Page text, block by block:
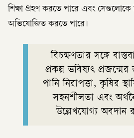
শিক্ষা গ্রহণ করতে পারে এবং সেগুলোকে
অভিযোজিত করতে পারে।
বিচক্ষণতার সঙ্গে
প্রকল্প ভবিষ্যৎ প্রজন্মের
পানি নিরাপত্তা, কৃষির
সহনশীলতা এবং
উল্লেখযোগ্য অবদান